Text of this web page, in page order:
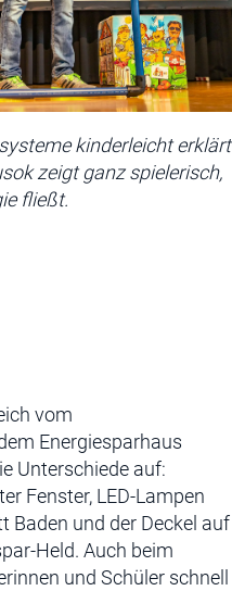
kinderleicht
zeigt ganz spielerisch,
fließt.
vom
Energiesparhaus
Unterschiede auf:
Fenster, LED-Lampen
Baden und der Deckel auf
Held. Auch beim
und Schüler schnell